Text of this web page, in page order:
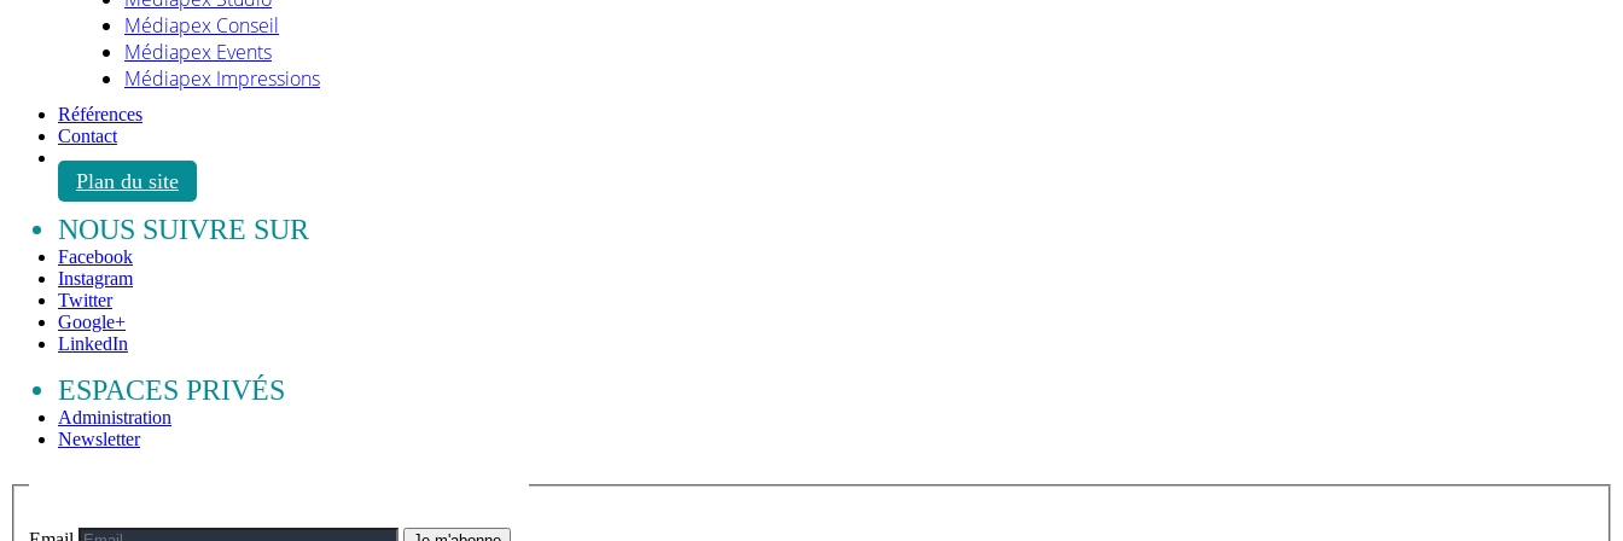
Médiapex Conseil
Médiapex Events
Médiapex Impressions
Références
Contact
Plan du site
NOUS SUIVRE SUR
Facebook
Instagram
Twitter
Google+
LinkedIn
ESPACES PRIVÉS
Administration
Newsletter